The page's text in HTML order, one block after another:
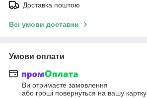
Доставка поштою
Всі умови доставки
Умови оплати
Ви отримаєте замовлення
або гроші повернуться на вашу картку